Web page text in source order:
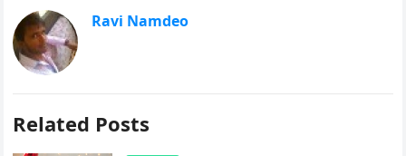
Ravi Namdeo
Related Posts